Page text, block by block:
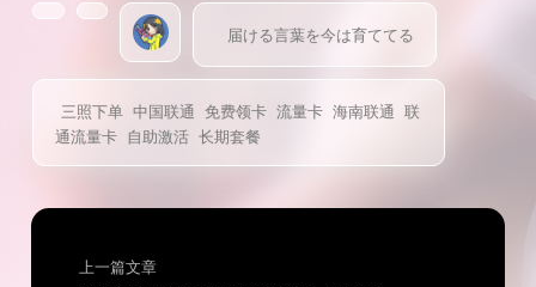
届ける言葉を今は育ててる
三照下单 中国联通 免费领卡 流量卡 海南联通
联
通流量卡 自助激活 长期套餐
上一篇文章